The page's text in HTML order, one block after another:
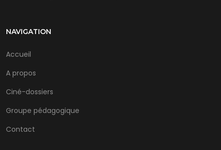
NAVIGATION
Accueil
A propos
Ciné-dossiers
Groupe pédagogique
Contact